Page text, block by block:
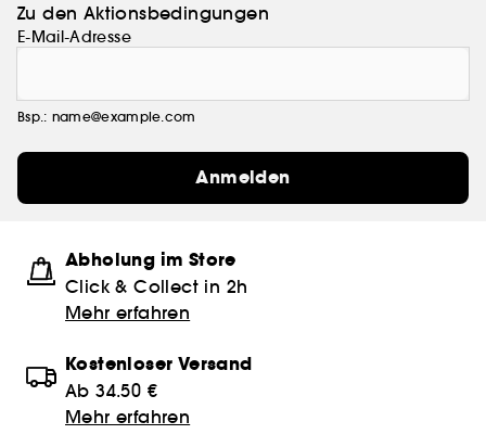
Zu den Aktionsbedingungen
E-Mail-Adresse
Bsp.: name@example.com
Anmelden
Abholung im Store
Click & Collect in 2h
Mehr erfahren
Kostenloser Versand
Ab 34.50 €
Mehr erfahren